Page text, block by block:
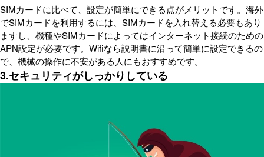
SIMカードに比べて、設定が簡単にできる点がメリットです。海外
でSIMカードを利用するには、SIMカードを入れ替える必要もあり
ますし、機種やSIMカードによってはインターネット接続のための
APN設定が必要です。Wifiなら説明書に沿って簡単に設定できるの
で、機械の操作に不安がある人にもおすすめです。
3.セキュリティがしっかりしている